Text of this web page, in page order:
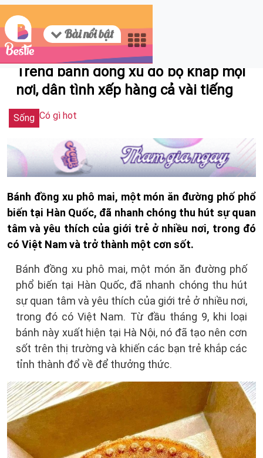
Bài nổi bật
09/26/2023 16:24
Trend bánh đồng xu đổ bộ khắp mọi
nơi, dân tình xếp hàng cả vài tiếng
Sống Có gì hot
Bánh đồng xu phô mai, một món ăn đường phố phổ
biến tại Hàn Quốc, đã nhanh chóng thu hút sự quan
tâm và yêu thích của giới trẻ ở nhiều nơi, trong đó
có Việt Nam và trở thành một cơn sốt.
Bánh đồng xu phô mai, một món ăn đường phố
phổ biến tại Hàn Quốc, đã nhanh chóng thu hút
sự quan tâm và yêu thích của giới trẻ ở nhiều nơi,
trong đó có Việt Nam. Từ đầu tháng 9, khi loại
bánh này xuất hiện tại Hà Nội, nó đã tạo nên cơn
sốt trên thị trường và khiến các bạn trẻ khắp các
tỉnh thành đổ về để thưởng thức.